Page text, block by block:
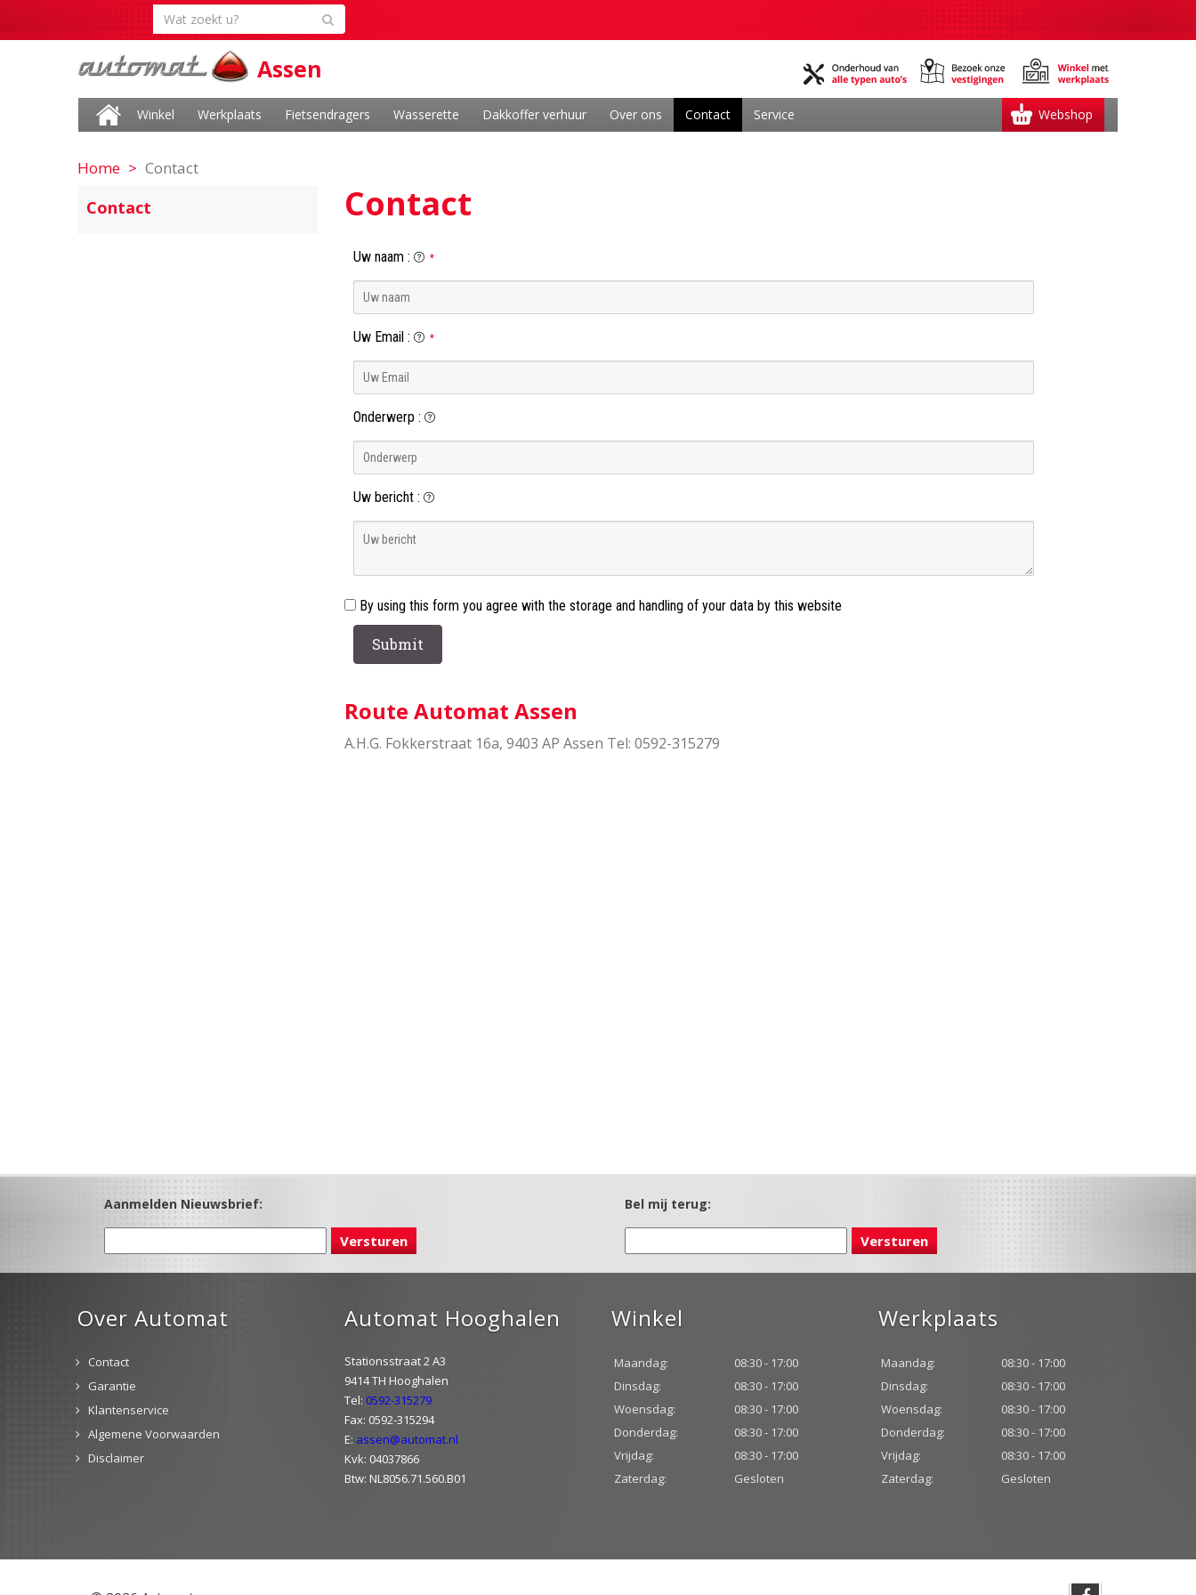
Assen
Winkel Werkplaats Fietsendragers Wasserette Dakkoffer verhuur Over ons Contact Webshop
Service
Home Contact
Contact Contact
Uw naam : *
Uw Email : *
Onderwerp :
Uw bericht :
By using this form you agree with the storage and handling of your data by this website
Route Automat Assen
A.H.G. Fokkerstraat 16a, 9403 AP Assen Tel: 0592-315279
Aanmelden Nieuwsbrief: Bel mij terug:
Over Automat
Contact
Garantie
Klantenservice
Algemene Voorwaarden
Disclaimer
Automat Hooghalen
Stationsstraat 2 A3
9414 TH Hooghalen
Tel: 0592-315279
Fax: 0592-315294
E: assen@automat.nl
Kvk: 04037866
Btw: NL8056.71.560.B01
Winkel
Maandag:
08:30 - 17:00
Dinsdag:
08:30 - 17:00
Woensdag:
08:30 - 17:00
Donderdag:
08:30 - 17:00
Vrijdag:
08:30 - 17:00
Zaterdag:
Gesloten
Werkplaats
Maandag:
08:30 - 17:00
Dinsdag:
08:30 - 17:00
Woensdag:
08:30 - 17:00
Donderdag:
08:30 - 17:00
Vrijdag:
08:30 - 17:00
Zaterdag:
Gesloten